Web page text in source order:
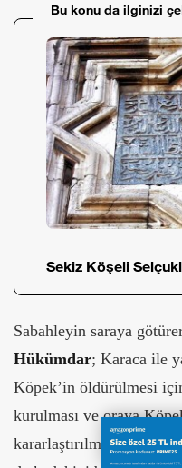
Bu konu da ilginizi
Sekiz Köşeli
Sabahleyin saraya
Hükümdar; Karaca ile
Köpek’in öldürülmesi
kurulması ve oraya
kararlaştırılmıştı. Sultan;